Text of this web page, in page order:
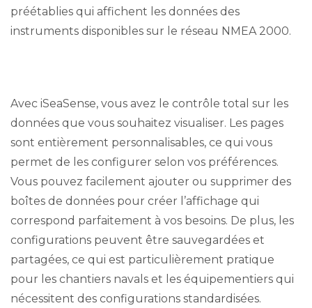
préétablies qui affichent les données des
instruments disponibles sur le réseau NMEA 2000.
Avec iSeaSense, vous avez le contrôle total sur les
données que vous souhaitez visualiser. Les pages
sont entièrement personnalisables, ce qui vous
permet de les configurer selon vos préférences.
Vous pouvez facilement ajouter ou supprimer des
boîtes de données pour créer l’affichage qui
correspond parfaitement à vos besoins. De plus, les
configurations peuvent être sauvegardées et
partagées, ce qui est particulièrement pratique
pour les chantiers navals et les équipementiers qui
nécessitent des configurations standardisées.